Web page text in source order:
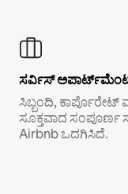
ಸರ್ವಿಸ್
ಸಿಬ್ಬಂದಿ, ಕಾರ್ಪೊರೇಟ್
ಸೂಕ್ತವಾದ ಸಂಪೂರ್ಣ
Airbnb ಒದಗಿಸಿದೆ.